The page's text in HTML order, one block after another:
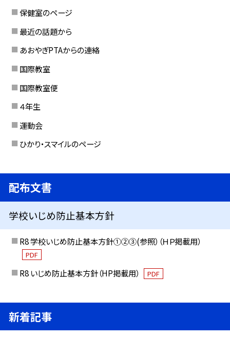
保健室のページ
最近の話題から
あおやぎPTAからの連絡
国際教室
国際教室便
４年生
運動会
ひかり・スマイルのページ
配布文書
学校いじめ防止基本方針
R8 学校いじめ防止基本方針①②③(参照）（ＨＰ掲載用）
PDF
R8 いじめ防止基本方針（HP掲載用） PDF
新着記事